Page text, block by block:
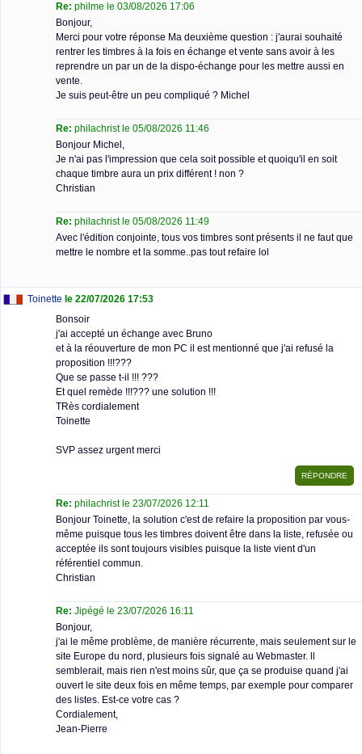
Re: philme le 03/08/2026 17:06
Bonjour,
Merci pour votre réponse Ma deuxième question : j'aurai souhaité
rentrer les timbres à la fois en échange et vente sans avoir à les
reprendre un par un de la dispo-échange pour les mettre aussi en
vente.
Je suis peut-être un peu compliqué ? Michel
Re: philachrist le 05/08/2026 11:46
Bonjour Michel,
Je n'ai pas l'impression que cela soit possible et quoiqu'il en soit
chaque timbre aura un prix différent ! non ?
Christian
Re: philachrist le 05/08/2026 11:49
Avec l'édition conjointe, tous vos timbres sont présents il ne faut que
mettre le nombre et la somme..pas tout refaire lol
Toinette le 22/07/2026 17:53
Bonsoir
j'ai accepté un échange avec Bruno
et à la réouverture de mon PC il est mentionné que j'ai refusé la
proposition !!!???
Que se passe t-il !!! ???
Et quel remède !!!??? une solution !!!
TRès cordialement
Toinette
SVP assez urgent merci
Re: philachrist le 23/07/2026 12:11
Bonjour Toinette, la solution c'est de refaire la proposition par vous-
même puisque tous les timbres doivent être dans la liste, refusée ou
acceptée ils sont toujours visibles puisque la liste vient d'un
référentiel commun.
Christian
Re: Jipégé le 23/07/2026 16:11
Bonjour,
j'ai le même problème, de manière récurrente, mais seulement sur le
site Europe du nord, plusieurs fois signalé au Webmaster. ll
semblerait, mais rien n'est moins sûr, que ça se produise quand j'ai
ouvert le site deux fois en même temps, par exemple pour comparer
des listes. Est-ce votre cas ?
Cordialement,
Jean-Pierre